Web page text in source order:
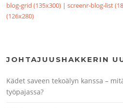
blog-grid (135x300) |screenr-blog-list
(126x280)
JOHTAJUUSHAKKERIN
Kädet saveen tekoälyn kanssa –
työpajassa?